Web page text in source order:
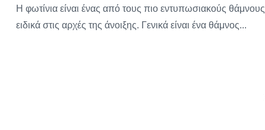
Η φωτίνια είναι ένας από τους πιο εντυπωσιακούς θάμνους
ειδικά στις αρχές της άνοιξης. Γενικά είναι ένα θάμνος...